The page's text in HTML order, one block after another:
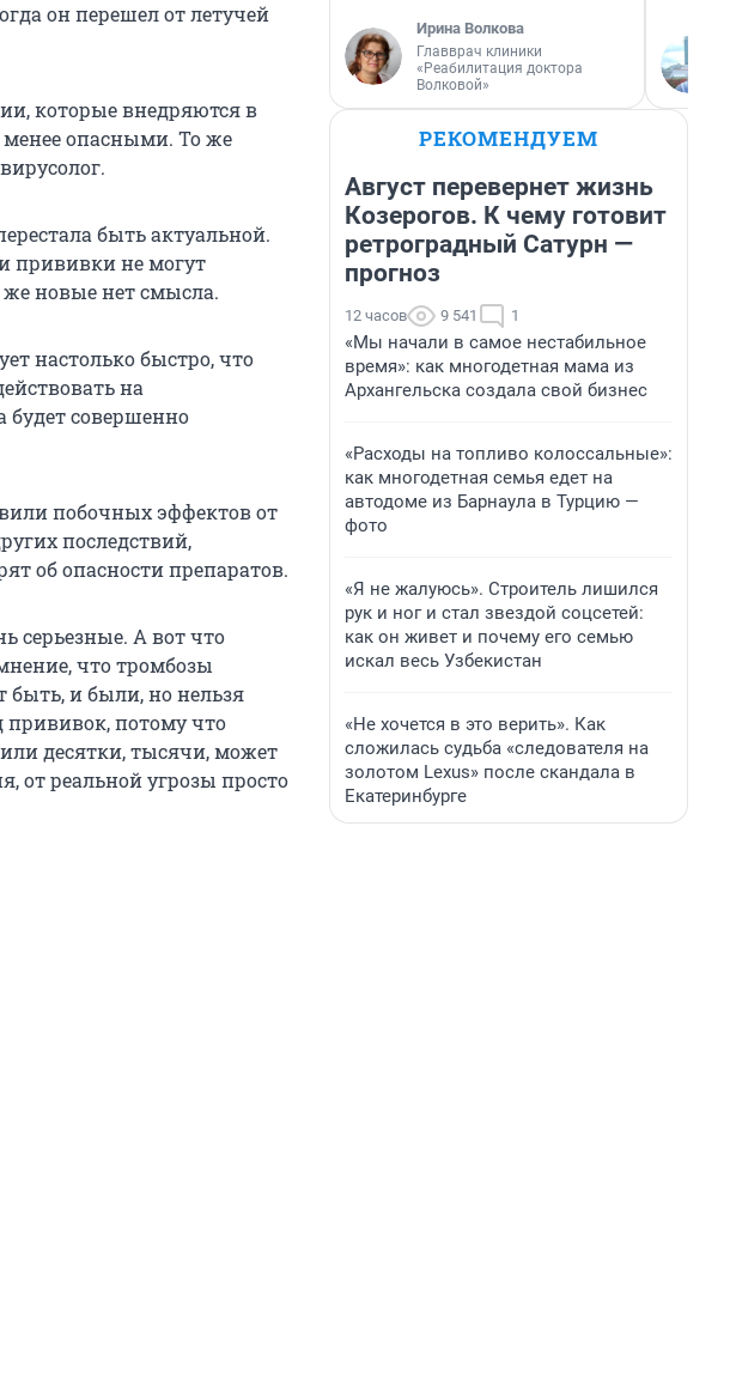
он перешел от летучей
которые внедряются в
менее опасными. То же
быть актуальной.
прививки не могут
новые нет смысла.
настолько быстро, что
на
совершенно
побочных эффектов от
последствий,
об опасности препаратов.
серьезные. А вот что
что тромбозы
и были, но нельзя
прививок, потому что
десятки, тысячи, может
от реальной угрозы просто
Ирина Волкова
Главврач клиники
«Реабилитация доктора
Волковой»
РЕКОМЕНДУЕМ
Август перевернет жизнь
Козерогов. К чему готовит
ретроградный Сатурн —
прогноз
12 часов 9 541 1
«Мы начали в самое нестабильное
время»: как многодетная мама из
Архангельска создала свой бизнес
«Расходы на топливо колоссальные»:
как многодетная семья едет на
автодоме из Барнаула в Турцию —
фото
«Я не жалуюсь». Строитель лишился
рук и ног и стал звездой соцсетей:
как он живет и почему его семью
искал весь Узбекистан
«Не хочется в это верить». Как
сложилась судьба «следователя на
золотом Lexus» после скандала в
Екатеринбурге